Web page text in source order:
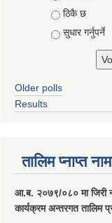
ठिकै छ
सुधार गर्नुपर्ने
Older polls
Results
तालिम प्नाप्त
आ.ब. २०७९/०८० मा जिरी
कार्यक्रम अन्तरगत तालिम